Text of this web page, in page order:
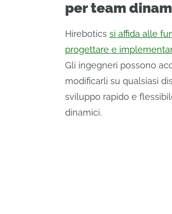
per team
Hirebotics si affida alle
progettare e
Gli ingegneri possono
modificarli su qualsiasi
sviluppo rapido e
dinamici.